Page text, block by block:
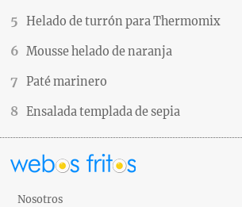
Helado de turrón para Thermomix
Mousse helado de naranja
Paté marinero
Ensalada templada de sepia
Nosotros